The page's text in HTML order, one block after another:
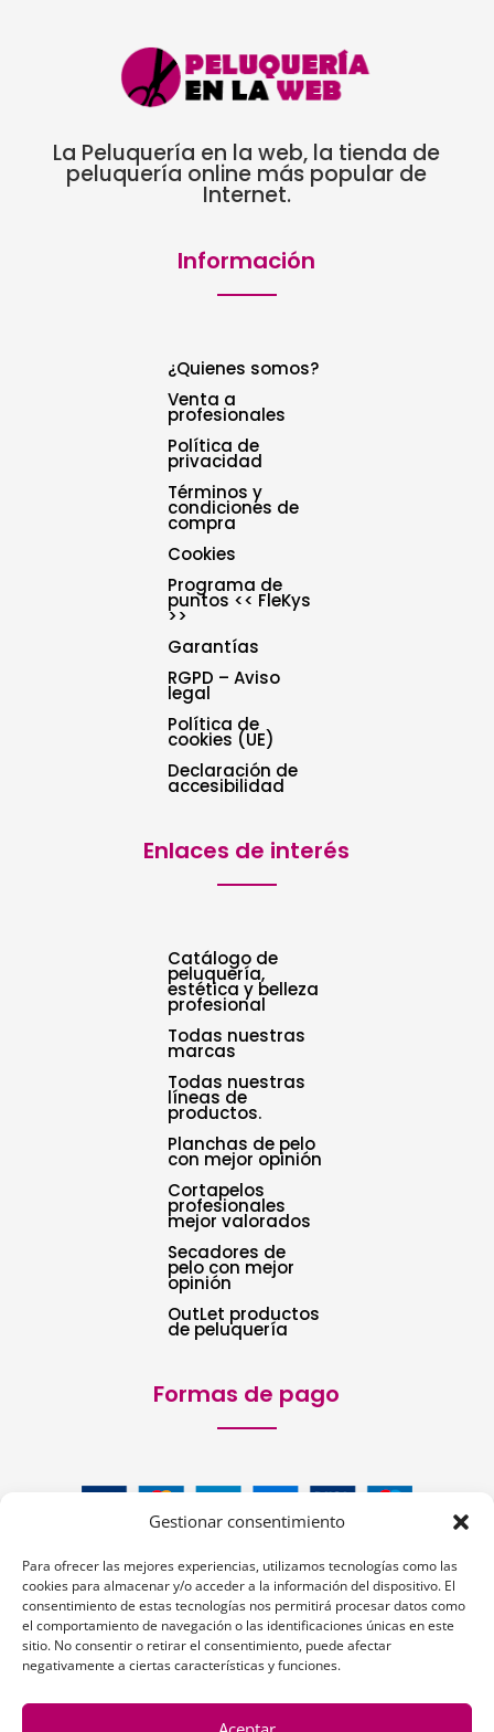
Gestionar consentimiento
Para ofrecer las mejores experiencias, utilizamos tecnologías como las
cookies para almacenar y/o acceder a la información del dispositivo. El
consentimiento de estas tecnologías nos permitirá procesar datos como
el comportamiento de navegación o las identificaciones únicas en este
sitio. No consentir o retirar el consentimiento, puede afectar
negativamente a ciertas características y funciones.
La Peluquería en la web, la tienda de
peluquería online más popular de
Internet.
Información
¿Quienes somos?
Venta a
profesionales
Política de
privacidad
Términos y
condiciones de
compra
Cookies
Programa de
puntos << FleKys
>>
Garantías
RGPD – Aviso
legal
Política de
cookies (UE)
Declaración de
accesibilidad
Enlaces de interés
Catálogo de
peluquería,
estética y belleza
profesional
Todas nuestras
marcas
Todas nuestras
líneas de
productos.
Planchas de pelo
con mejor opinión
Cortapelos
profesionales
mejor valorados
Secadores de
pelo con mejor
opinión
OutLet productos
de peluquería
Formas de pago
Siguenos: